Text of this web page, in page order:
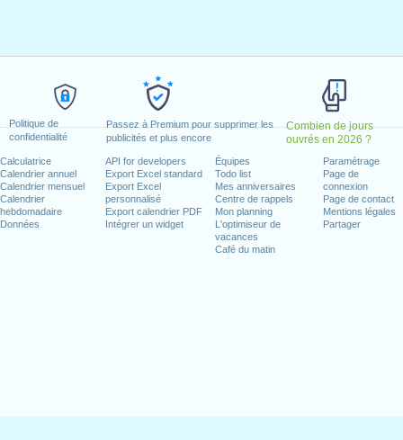
Politique de
confidentialité
Passez à Premium pour supprimer les
publicités et plus encore
Combien de jours
ouvrés en 2026 ?
Calculatrice
Calendrier annuel
Calendrier mensuel
Calendrier
hebdomadaire
Données
API for developers
Export Excel standard
Export Excel
personnalisé
Export calendrier PDF
Intégrer un widget
Équipes
Todo list
Mes anniversaires
Centre de rappels
Mon planning
L'optimiseur de
vacances
Café du matin
Paramétrage
Page de
connexion
Page de contact
Mentions légales
Partager
2021
end
2021
1 août, 2021
2021